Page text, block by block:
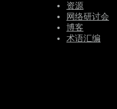
资源
网络研讨会
博客
术语汇编